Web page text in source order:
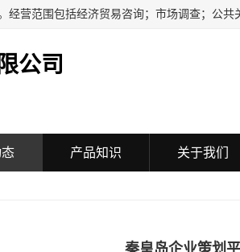
公司
产品知识 关于我们
秦皇岛企业策划